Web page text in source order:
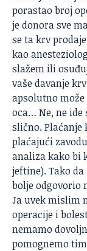
porastao broj
je donora sve
se ta krv
kao
slažem ili
vaše davanje
apsolutno
oca… Ne, ne
slično. Plaćanje
plaćajući
analiza kako bi
jeftine). Tako
bolje odgovorio
Ja uvek mislim
operacije i
nemamo
pomognemo